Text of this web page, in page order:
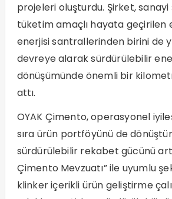
projeleri oluşturdu. Şirket,
tüketim amaçlı hayata geçirilen
enerjisi santrallerinden birini de
devreye alarak sürdürülebilir
dönüşümünde önemli bir
attı.
OYAK Çimento, operasyonel
sıra ürün portföyünü de
sürdürülebilir rekabet gücünü
Çimento Mevzuatı” ile uyumlu
klinker içerikli ürün geliştirme